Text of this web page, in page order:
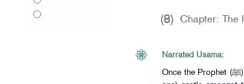
(8) Chapter: The
Narrated Usama:
Once the Prophet (ﷺ) stood at the top of a (looked out from upon